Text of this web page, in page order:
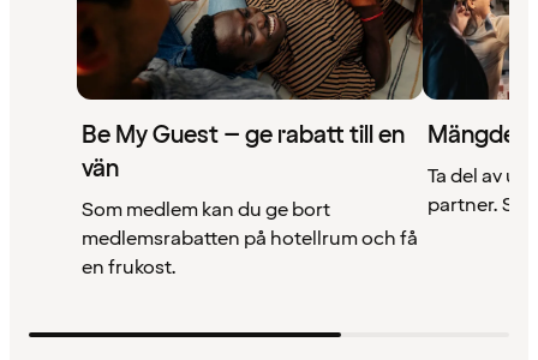
Be My Guest – ge rabatt till en
vän
Som medlem kan du ge bort
medlemsrabatten på hotellrum och få
en frukost.
Mängder
Ta del av
partner. Se